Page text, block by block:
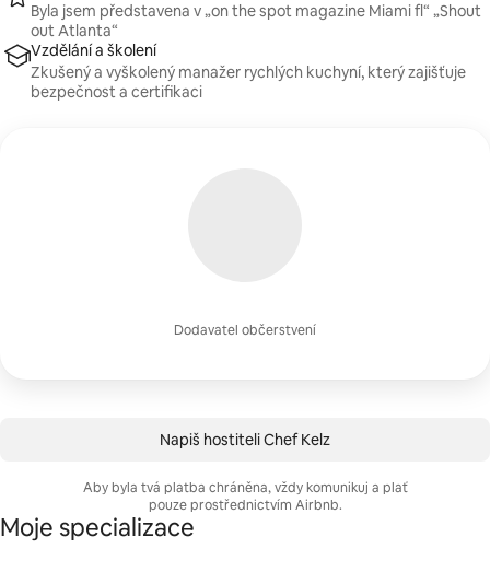
Dodavatel občerstvení
Byla jsem představena v „on the spot magazine Miami fl“ „Shout
out Atlanta“
Vzdělání a školení
Zkušený a vyškolený manažer rychlých kuchyní, který zajišťuje
bezpečnost a certifikaci
Napiš hostiteli Chef Kelz
Aby byla tvá platba chráněna, vždy komunikuj a plať
pouze prostřednictvím Airbnb.
Moje specializace